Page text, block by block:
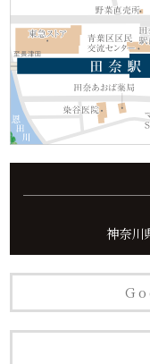
神奈川